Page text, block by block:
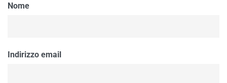
Nome
Indirizzo email